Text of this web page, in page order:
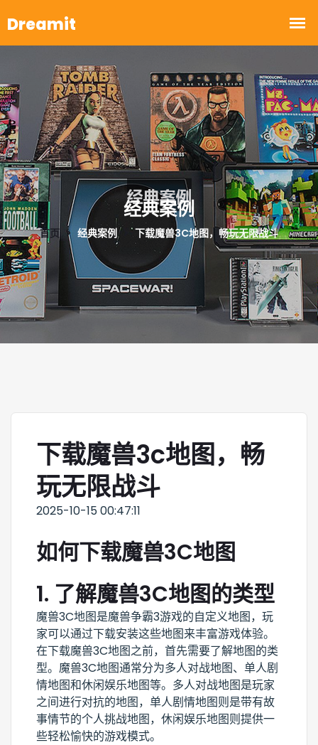
经典案例
首页 经典案例 下载魔兽3C地图，畅玩无限战斗
下载魔兽3c地图，畅
玩无限战斗
2025-10-15 00:47:11
如何下载魔兽3C地图
1. 了解魔兽3C地图的类型
魔兽3C地图是魔兽争霸3游戏的自定义地图，玩
家可以通过下载安装这些地图来丰富游戏体验。
在下载魔兽3C地图之前，首先需要了解地图的类
型。魔兽3C地图通常分为多人对战地图、单人剧
情地图和休闲娱乐地图等。多人对战地图是玩家
之间进行对抗的地图，单人剧情地图则是带有故
事情节的个人挑战地图，休闲娱乐地图则提供一
些轻松愉快的游戏模式。